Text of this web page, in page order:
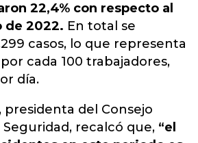
22,4% con respecto al
de 2022. En total se
casos, lo que representa
cada 100 trabajadores,
día.
presidenta del Consejo
recalcó que, “el